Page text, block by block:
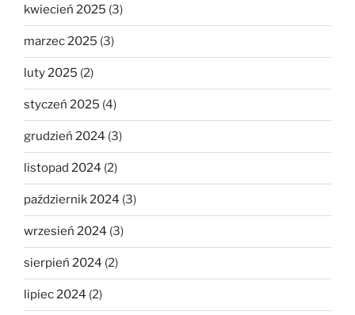
kwiecień 2025 (3)
marzec 2025 (3)
luty 2025 (2)
styczeń 2025 (4)
grudzień 2024 (3)
listopad 2024 (2)
październik 2024 (3)
wrzesień 2024 (3)
sierpień 2024 (2)
lipiec 2024 (2)